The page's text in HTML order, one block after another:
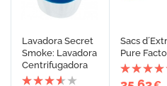
Lavadora Secret
Smoke: Lavadora
Centrifugadora
Sacs
Pure